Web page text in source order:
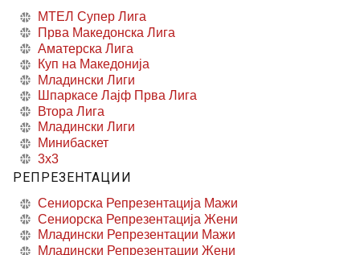
МТЕЛ Супер Лига
Прва Македонска Лига
Аматерска Лига
Куп на Македонија
Младински Лиги
Шпаркасе Лајф Прва Лига
Втора Лига
Младински Лиги
Минибаскет
3x3
РЕПРЕЗЕНТАЦИИ
Сениорска Репрезентација Мажи
Сениорска Репрезентација Жени
Младински Репрезентации Мажи
Младински Репрезентации Жени